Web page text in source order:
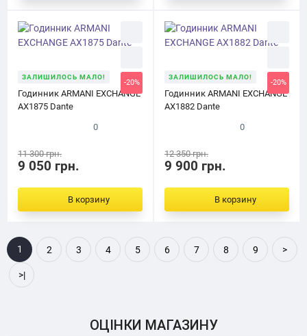
-20%
ЗАЛИШИЛОСЬ МАЛО!
Годинник ARMANI EXCHANGE
AX1875 Dante
0
11 300 грн.
9 050 грн.
В корзину
-20%
ЗАЛИШИЛОСЬ МАЛО!
Годинник ARMANI EXCHANGE
AX1882 Dante
0
12 350 грн.
9 900 грн.
В корзину
1 2 3 4 5 6 7 8 9 >
>|
ОЦІНКИ МАГАЗИНУ